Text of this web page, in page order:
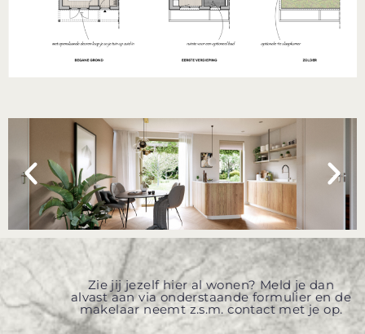
Zie jij jezelf hier al wonen? Meld je dan
alvast aan via onderstaande formulier en de
makelaar neemt z.s.m. contact met je op.